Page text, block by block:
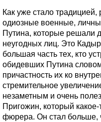
Как уже стало
одиозные военные,
Путина, которые решали
неугодных лиц. Это
большая часть тех, кто
обидевших Путина
причастность их ко
стремительное
незаметным и очень
Пригожин, который
фюрера. Он стал больше,